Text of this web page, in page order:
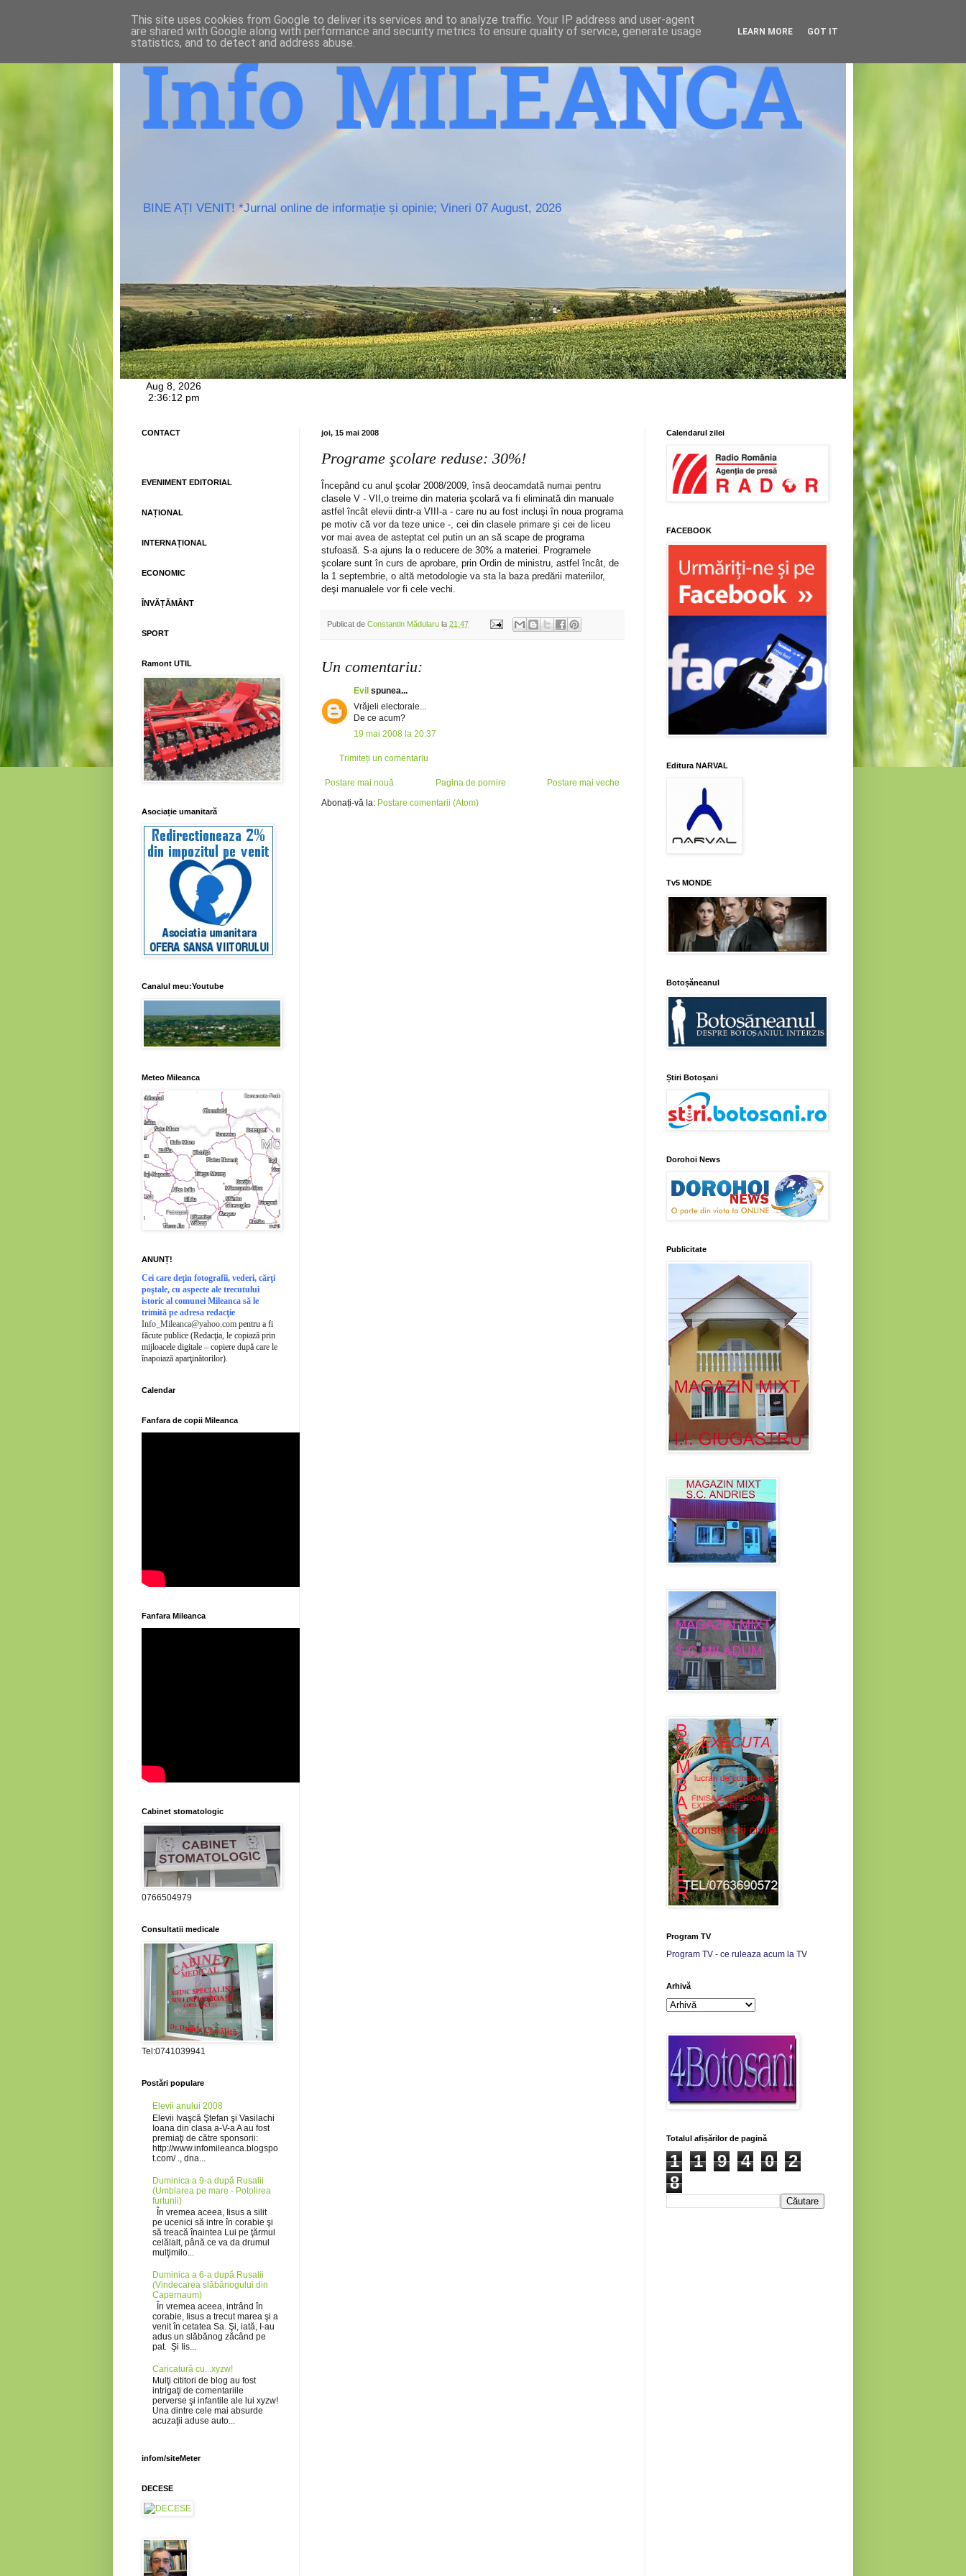
Info MILEANCA
BINE AȚI VENIT! *Jurnal online de informație și opinie; Vineri 07 August, 2026
joi, 15 mai 2008
Programe şcolare reduse: 30%!
Începând cu anul şcolar 2008/2009, însă deocamdată numai pentru
clasele V - VII,o treime din materia şcolară va fi eliminată din manuale
astfel încât elevii dintr-a VIII-a - care nu au fost incluşi în noua programa
pe motiv că vor da teze unice -, cei din clasele primare şi cei de liceu
vor mai avea de asteptat cel putin un an să scape de programa
stufoasă. S-a ajuns la o reducere de 30% a materiei. Programele
şcolare sunt în curs de aprobare, prin Ordin de ministru, astfel încât, de
la 1 septembrie, o altă metodologie va sta la baza predării materiilor,
deşi manualele vor fi cele vechi.
Publicat de Constantin Mădularu la 21:47
Un comentariu:
Evil spunea...
Vrăjeli electorale...
De ce acum?
19 mai 2008 la 20:37
Trimiteți un comentariu
Postare mai nouă Postare mai veche
Pagina de pornire
Abonați-vă la: Postare comentarii (Atom)
CONTACT
EVENIMENT EDITORIAL
NAȚIONAL
INTERNAȚIONAL
ECONOMIC
ÎNVĂȚĂMÂNT
SPORT
Ramont UTIL
Asociație umanitară
Canalul meu:Youtube
Meteo Mileanca
ANUNȚ!
Cei care deţin fotografii, vederi, cărţi
poştale, cu aspecte ale trecutului
istoric al comunei Mileanca să le
trimită pe adresa redacţie
Info_Mileanca@yahoo.com pentru a fi
făcute publice (Redacţia, le copiază prin
mijloacele digitale – copiere după care le
înapoiază aparţinătorilor).
Calendar
Fanfara de copii Mileanca
Fanfara Mileanca
Cabinet stomatologic
0766504979
Consultatii medicale
Tel:0741039941
Postări populare
Elevii anului 2008
Elevii Ivaşcă Ştefan şi Vasilachi
Ioana din clasa a-V-a A au fost
premiaţi de către sponsorii:
http://www.infomileanca.blogspo
t.com/ ., dna...
Duminica a 9-a după Rusalii
(Umblarea pe mare - Potolirea
furtunii)
În vremea aceea, Iisus a silit
pe ucenici să intre în corabie şi
să treacă înaintea Lui pe ţărmul
celălalt, până ce va da drumul
mulţimilo...
Duminica a 6-a după Rusalii
(Vindecarea slăbănogului din
Capernaum)
În vremea aceea, intrând în
corabie, Iisus a trecut marea şi a
venit în cetatea Sa. Şi, iată, I-au
adus un slăbănog zăcând pe
pat. Şi Iis...
Caricatură cu...xyzw!
Mulţi cititori de blog au fost
intrigaţi de comentariile
perverse şi infantile ale lui xyzw!
Una dintre cele mai absurde
acuzaţii aduse auto...
infom/siteMeter
DECESE
Calendarul zilei
FACEBOOK
Editura NARVAL
Tv5 MONDE
Botoșăneanul
Știri Botoșani
Dorohoi News
Publicitate
Program TV
Program TV - ce ruleaza acum la TV
Arhivă
Totalul afișărilor de pagină
1 1 9 4 0
2
8
This site uses cookies from Google to deliver its services and to analyze traffic. Your IP address and user-agent
are shared with Google along with performance and security metrics to ensure quality of service, generate usage
statistics, and to detect and address abuse.
LEARN MORE GOT IT